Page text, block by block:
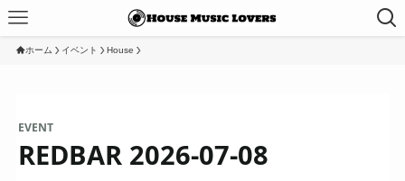
ホーム イベント House
EVENT
REDBAR 2026-07-08